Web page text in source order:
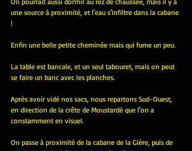
une source à proximité, et l'eau s'infiltre dans la cabane
!
Enfin une belle petite cheminée mais qui fume un peu.
La table est bancale, et un seul tabouret, mais on peut
se faire un banc avec les planches.
Après avoir vidé nos sacs, nous repartons Sud-Ouest,
en direction de la crête de Moustardé que l'on a
constamment en visuel.
On passe à proximité de la cabane de la Glère, puis de